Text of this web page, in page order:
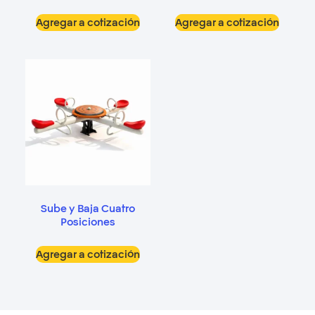
Agregar a cotización Agregar a cotización
Sube y Baja Cuatro
Posiciones
Agregar a cotización